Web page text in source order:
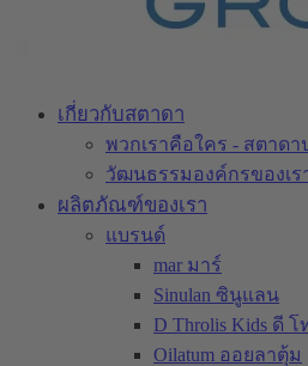
เกี่ยวกับสตาดา
พวกเราคือใคร - สตาดา
วัฒนธรรมองค์กรของเร
ผลิตภัณฑ์ของเรา
แบรนด์
mar มาร์
Sinulan ซินูแลน
D Throlis Kids ดี
Oilatum ออยลาตุ้ม